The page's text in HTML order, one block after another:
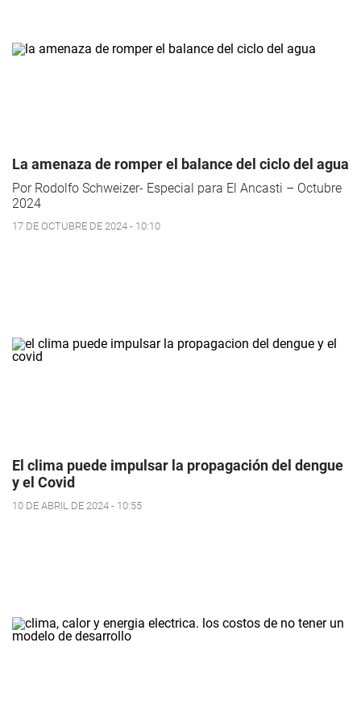
La amenaza de romper el balance del ciclo del agua
Por Rodolfo Schweizer- Especial para El Ancasti – Octubre
2024
17 DE OCTUBRE DE 2024 - 10:10
El clima puede impulsar la propagación del dengue
y el Covid
10 DE ABRIL DE 2024 - 10:55